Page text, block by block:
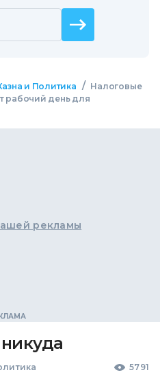
и Политика / Налоговые
рабочий день для
рекламы
5791